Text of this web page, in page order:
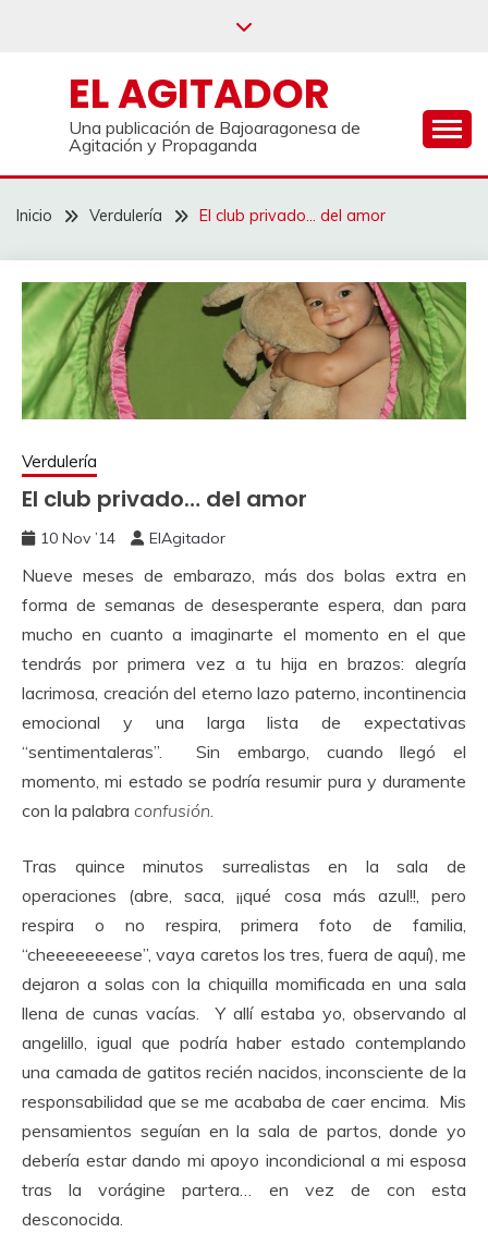
EL AGITADOR
Una publicación de Bajoaragonesa de
Agitación y Propaganda
Inicio Verdulería El club privado… del amor
Verdulería
El club privado… del amor
10 Nov ’14 ElAgitador
Nueve meses de embarazo, más dos bolas extra en
forma de semanas de desesperante espera, dan para
mucho en cuanto a imaginarte el momento en el que
tendrás por primera vez a tu hija en brazos: alegría
lacrimosa, creación del eterno lazo paterno, incontinencia
emocional y una larga lista de expectativas
“sentimentaleras”. Sin embargo, cuando llegó el
momento, mi estado se podría resumir pura y duramente
con la palabra confusión.
Tras quince minutos surrealistas en la sala de
operaciones (abre, saca, ¡¡qué cosa más azul!!, pero
respira o no respira, primera foto de familia,
“cheeeeeeeese”, vaya caretos los tres, fuera de aquí), me
dejaron a solas con la chiquilla momificada en una sala
llena de cunas vacías. Y allí estaba yo, observando al
angelillo, igual que podría haber estado contemplando
una camada de gatitos recién nacidos, inconsciente de la
responsabilidad que se me acababa de caer encima. Mis
pensamientos seguían en la sala de partos, donde yo
debería estar dando mi apoyo incondicional a mi esposa
tras la vorágine partera… en vez de con esta
desconocida.